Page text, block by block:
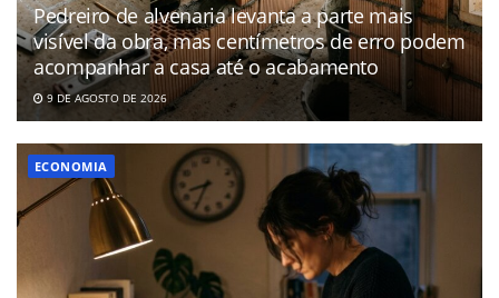
Pedreiro de alvenaria levanta a parte mais
visível da obra, mas centímetros de erro podem
acompanhar a casa até o acabamento
9 DE AGOSTO DE 2026
ECONOMIA